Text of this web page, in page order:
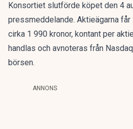
Konsortiet slutförde köpet den 4
pressmeddelande. Aktieägarna
cirka 1 990 kronor, kontant per
handlas och avnoteras från
börsen.
ANNONS